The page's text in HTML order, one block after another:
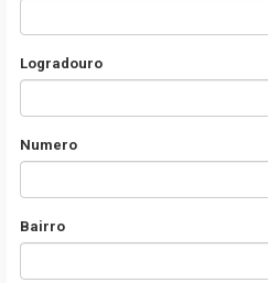
Logradouro
Numero
Bairro